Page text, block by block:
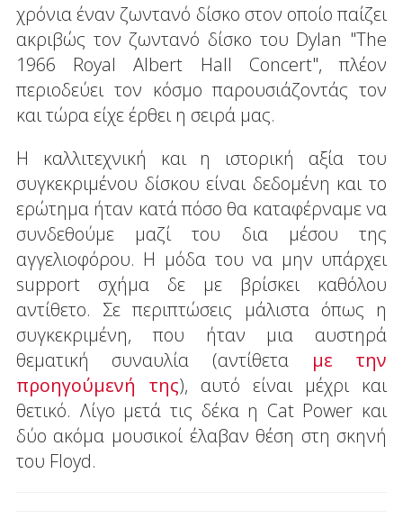
χρόνια έναν ζωντανό δίσκο στον οποίο παίζει
ακριβώς τον ζωντανό δίσκο του Dylan "The
1966 Royal Albert Hall Concert", πλέον
περιοδεύει τον κόσμο παρουσιάζοντάς τον
και τώρα είχε έρθει η σειρά μας.
Η καλλιτεχνική και η ιστορική αξία του
συγκεκριμένου δίσκου είναι δεδομένη και το
ερώτημα ήταν κατά πόσο θα καταφέρναμε να
συνδεθούμε μαζί του δια μέσου της
αγγελιοφόρου. Η μόδα του να μην υπάρχει
support σχήμα δε με βρίσκει καθόλου
αντίθετο. Σε περιπτώσεις μάλιστα όπως η
συγκεκριμένη, που ήταν μια αυστηρά
θεματική συναυλία (αντίθετα με την
προηγούμενή της), αυτό είναι μέχρι και
θετικό. Λίγο μετά τις δέκα η Cat Power και
δύο ακόμα μουσικοί έλαβαν θέση στη σκηνή
του Floyd.